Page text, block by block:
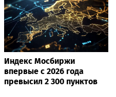
Индекс Мосбиржи
впервые с 2026 года
превысил 2 300 пунктов